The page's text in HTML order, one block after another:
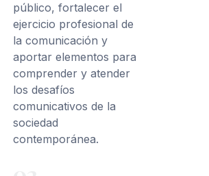
público, fortalecer el
ejercicio profesional de
la comunicación y
aportar elementos para
comprender y atender
los desafíos
comunicativos de la
sociedad
contemporánea.